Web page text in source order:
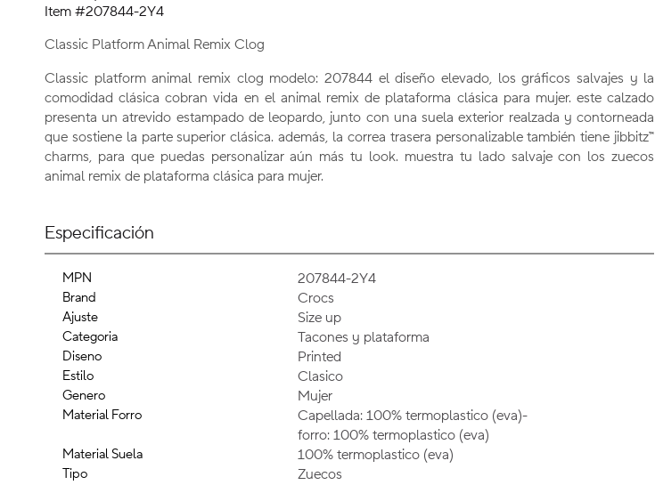
Item #207844-2Y4
Classic Platform Animal Remix Clog
Classic platform animal remix clog modelo: 207844 el diseño elevado, los gráficos salvajes y la
comodidad clásica cobran vida en el animal remix de plataforma clásica para mujer. este calzado
presenta un atrevido estampado de leopardo, junto con una suela exterior realzada y contorneada
que sostiene la parte superior clásica. además, la correa trasera personalizable también tiene jibbitz™
charms, para que puedas personalizar aún más tu look. muestra tu lado salvaje con los zuecos
animal remix de plataforma clásica para mujer.
Especificación
MPN 207844-2Y4
Brand Crocs
Ajuste Size up
Categoria Tacones y plataforma
Diseno Printed
Estilo Clasico
Genero Mujer
Material Forro
Capellada: 100% termoplastico (eva)-
forro: 100% termoplastico (eva)
Material Suela 100% termoplastico (eva)
Tipo Zuecos